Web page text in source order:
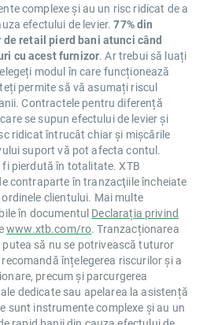
complexe și au un risc ridicat de a
efectului de levier.77% din
retail pierd bani atunci când
cu acest furnizor. Ar trebui să luați
modul în care funcționează
permite să vă asumați riscul
Contractele pentru diferență
se supun efectului de levier și
ridicat întrucât chiar și mișcările
suport vă pot afecta contul.
pierdută în totalitate. XTB
contraparte în tranzacţiile încheiate
clientului. Mai multe
în documentul Declarația privind
www.xtb.com/ro. Tranzacționarea
să nu se potrivească tuturor
înțelegerea riscurilor și a
precum și parcurgerea
dedicate sau apelarea la asistență
sunt instrumente complexe și au un